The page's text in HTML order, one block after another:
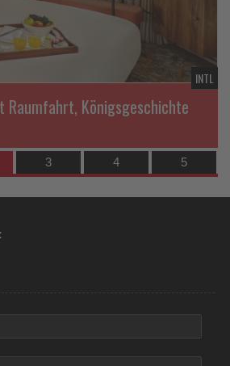
Raumfahrt, Königsgeschichte
INTL
3 4 5